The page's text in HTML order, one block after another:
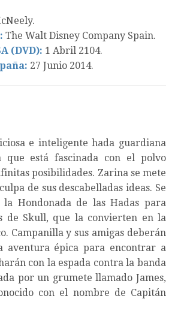
The Walt Disney Company Spain.
(DVD): 1 Abril 2104.
27 Junio 2014.
e inteligente hada guardiana
que está fascinada con el polvo
posibilidades. Zarina se mete
de sus descabelladas ideas. Se
la Hondonada de las Hadas para
de Skull, que la convierten en la
Campanilla y sus amigas deberán
aventura épica para encontrar a
con la espada contra la banda
por un grumete llamado James,
con el nombre de Capitán